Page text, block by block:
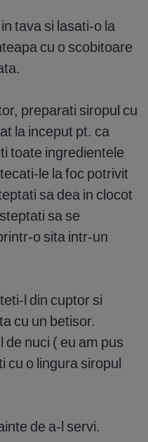
tava si lasati-o la
cu o scobitoare
preparati siropul cu
la inceput pt. ca
toate ingredientele
le la foc potrivit
sa dea in clocot
sa se
o sita intr-un
l din cuptor si
cu un betisor.
nuci ( eu am pus
cu o lingura siropul
de a-l servi.